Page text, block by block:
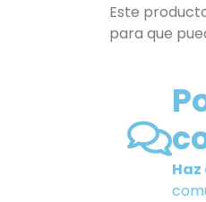
Este
para que